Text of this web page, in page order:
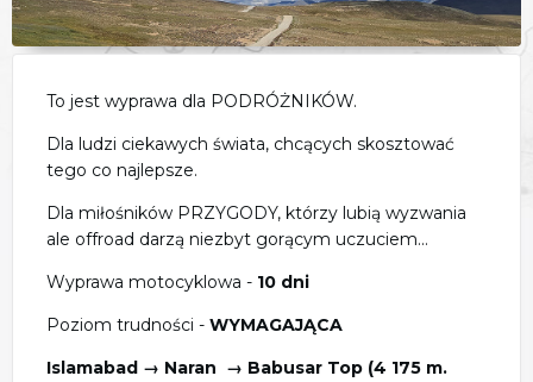
To jest wyprawa dla PODRÓŻNIKÓW.
Dla ludzi ciekawych świata, chcących skosztować
tego co najlepsze.
Dla miłośników PRZYGODY, którzy lubią wyzwania
ale offroad darzą niezbyt gorącym uczuciem...
Wyprawa motocyklowa - 10 dni
Poziom trudności - WYMAGAJĄCA
Islamabad → Naran → Babusar Top (4 175 m.